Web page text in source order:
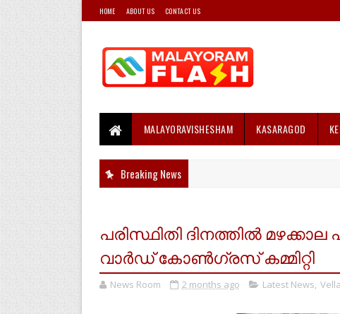
HOME ABOUT US CONTACT US
MALAYORAVISHESHAM KASARAGOD
Breaking News
പരിസ്ഥിതി ദിനത്തിൽ
വാർഡ് കോൺഗ്രസ് കമ്മിറ്റി
News Room 2 months ago Latest News,